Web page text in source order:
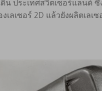
ดิน ประเทศสวิตเซอร์แลนด์
งเลเซอร์ 2D แล้วยังผลิตเลเ